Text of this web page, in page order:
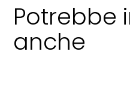
Potrebbe
anche